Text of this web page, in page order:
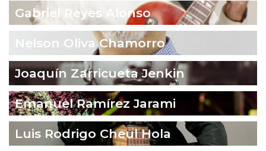
Gabriel Reyes Alonso
Nelson Oliva Chamorro
Joaquín Zarricueta Jenkin
Emanuel Ramírez Jarami
Luis Rodrigo Cheul Hola